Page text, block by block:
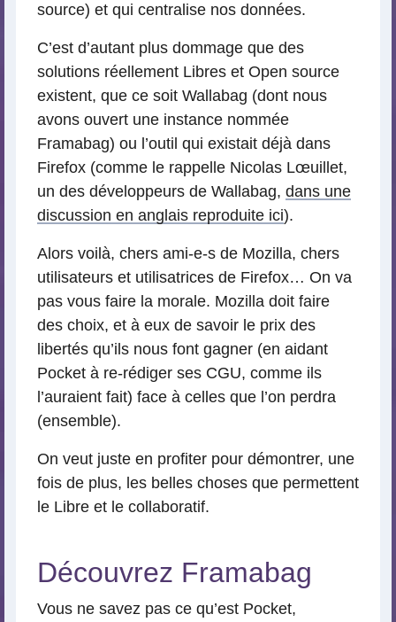
source) et qui centralise nos données.
C’est d’autant plus dommage que des
solutions réellement Libres et Open source
existent, que ce soit Wallabag (dont nous
avons ouvert une instance nommée
Framabag) ou l’outil qui existait déjà dans
Firefox (comme le rappelle Nicolas Lœuillet,
un des développeurs de Wallabag, dans une
discussion en anglais reproduite ici).
Alors voilà, chers ami-e-s de Mozilla, chers
utilisateurs et utilisatrices de Firefox… On va
pas vous faire la morale. Mozilla doit faire
des choix, et à eux de savoir le prix des
libertés qu’ils nous font gagner (en aidant
Pocket à re-rédiger ses CGU, comme ils
l’auraient fait) face à celles que l’on perdra
(ensemble).
On veut juste en profiter pour démontrer, une
fois de plus, les belles choses que permettent
le Libre et le collaboratif.
Découvrez Framabag
Vous ne savez pas ce qu’est Pocket,